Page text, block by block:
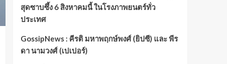
สุดซาบซึ้ง 6 สิงหาคมนี้ ในโรงภาพยนตร์ทั่ว
ประเทศ
GossipNews : คีรติ มหาพฤกษ์พงศ์ (ยิปซี) และ พีร
ดา นามวงศ์ (เปเปอร์)